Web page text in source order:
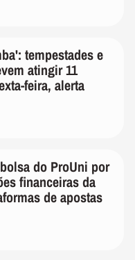
tempestades e
atingir 11
feira, alerta
do ProUni por
financeiras da
de apostas